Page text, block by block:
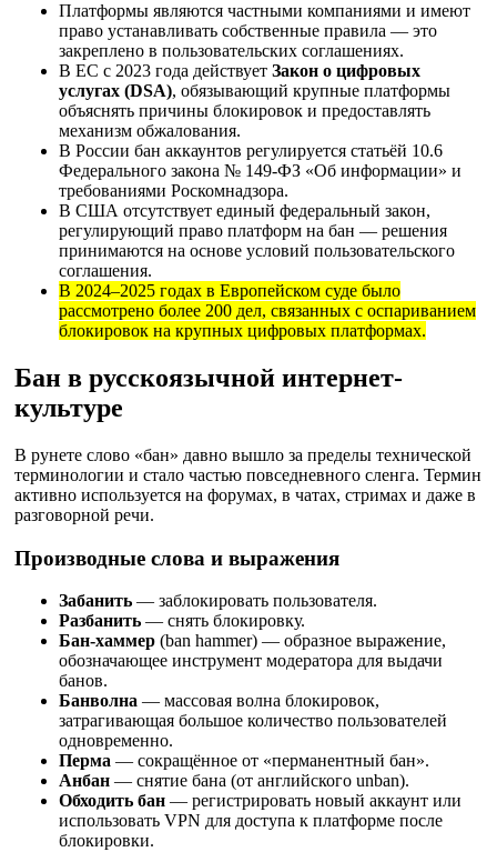
Платформы являются частными компаниями и имеют
право устанавливать собственные правила — это
закреплено в пользовательских соглашениях.
В ЕС с 2023 года действует Закон о цифровых
услугах (DSA), обязывающий крупные платформы
объяснять причины блокировок и предоставлять
механизм обжалования.
В России бан аккаунтов регулируется статьёй 10.6
Федерального закона № 149-ФЗ «Об информации» и
требованиями Роскомнадзора.
В США отсутствует единый федеральный закон,
регулирующий право платформ на бан — решения
принимаются на основе условий пользовательского
соглашения.
В 2024–2025 годах в Европейском суде было
рассмотрено более 200 дел, связанных с оспариванием
блокировок на крупных цифровых платформах.
Бан в русскоязычной интернет-
культуре
В рунете слово «бан» давно вышло за пределы технической
терминологии и стало частью повседневного сленга. Термин
активно используется на форумах, в чатах, стримах и даже в
разговорной речи.
Производные слова и выражения
Забанить — заблокировать пользователя.
Разбанить — снять блокировку.
Бан-хаммер (ban hammer) — образное выражение,
обозначающее инструмент модератора для выдачи
банов.
Банволна — массовая волна блокировок,
затрагивающая большое количество пользователей
одновременно.
Перма — сокращённое от «перманентный бан».
Анбан — снятие бана (от английского unban).
Обходить бан — регистрировать новый аккаунт или
использовать VPN для доступа к платформе после
блокировки.